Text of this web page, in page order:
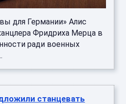
для Германии» Алис
Фридриха Мерца в
ради военных
станцевать